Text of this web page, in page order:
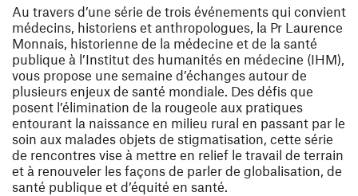
Au travers d’une série de trois événements qui convient
médecins, historiens et anthropologues, la Pr Laurence
Monnais, historienne de la médecine et de la santé
publique à l’Institut des humanités en médecine (IHM),
vous propose une semaine d’échanges autour de
plusieurs enjeux de santé mondiale. Des défis que
posent l’élimination de la rougeole aux pratiques
entourant la naissance en milieu rural en passant par le
soin aux malades objets de stigmatisation, cette série
de rencontres vise à mettre en relief le travail de terrain
et à renouveler les façons de parler de globalisation, de
santé publique et d’équité en santé.